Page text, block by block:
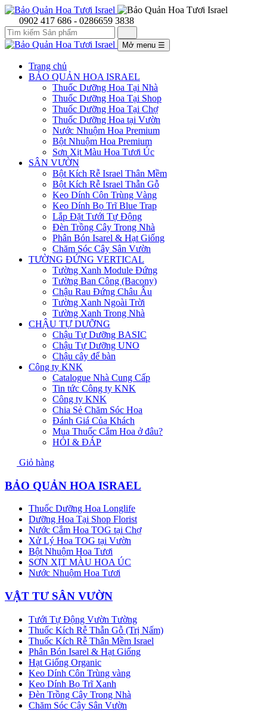
0902 417 686 - 0286659 3838
Mở menu ☰
Trang chủ
BẢO QUẢN HOA ISRAEL
Thuốc Dưỡng Hoa Tại Nhà
Thuốc Dưỡng Hoa Tại Shop
Thuốc Dưỡng Hoa Tại Chợ
Thuốc Dưỡng Hoa tại Vườn
Nước Nhuộm Hoa Premium
Bột Nhuộm Hoa Premium
Sơn Xịt Màu Hoa Tươi Úc
SÂN VƯỜN
Bột Kích Rễ Israel Thân Mềm
Bột Kích Rễ Israel Thẫn Gỗ
Keo Dính Côn Trùng Vàng
Keo Dính Bọ Trĩ Blue Trap
Lắp Đặt Tưới Tự Động
Đèn Trồng Cây Trong Nhà
Phân Bón Isarel & Hạt Giống
Chăm Sóc Cây Sân Vườn
TƯỜNG ĐỨNG VERTICAL
Tường Xanh Module Đứng
Tường Ban Công (Bacony)
Chậu Rau Đứng Châu Âu
Tường Xanh Ngoài Trời
Tường Xanh Trong Nhà
CHẬU TỰ DƯỠNG
Chậu Tự Dưỡng BASIC
Chậu Tự Dưỡng UNO
Chậu cây để bàn
Công ty KNK
Catalogue Nhà Cung Cấp
Tin tức Công ty KNK
Công ty KNK
Chia Sẻ Chăm Sóc Hoa
Đánh Giá Của Khách
Mua Thuốc Cắm Hoa ở đâu?
HỎI & ĐÁP
Giỏ hàng
BẢO QUẢN HOA ISRAEL
Thuốc Dưỡng Hoa Longlife
Dưỡng Hoa Tại Shop Florist
Nước Cắm Hoa TOG tại Chợ
Xử Lý Hoa TOG tại Vườn
Bột Nhuộm Hoa Tươi
SƠN XỊT MÀU HOA ÚC
Nước Nhuộm Hoa Tươi
VẬT TƯ SÂN VƯỜN
Tưới Tự Động Vườn Tường
Thuốc Kích Rễ Thẫn Gỗ (Trị Nấm)
Thuốc Kích Rễ Thân Mềm Israel
Phân Bón Isarel & Hạt Giống
Hạt Giống Organic
Keo Dính Côn Trùng vàng
Keo Dính Bọ Trĩ Xanh
Đèn Trồng Cây Trong Nhà
Chăm Sóc Cây Sân Vườn